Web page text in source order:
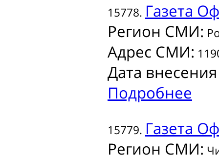
15778. Газета
Регион СМИ:
Адрес СМИ:
Дата
Подробнее
15779. Газета
Регион СМИ: